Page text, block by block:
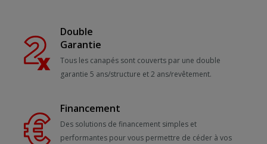
Double
Garantie
Tous les canapés sont couverts par une double
garantie 5 ans/structure et 2 ans/revêtement.
Financement
Des solutions de financement simples et
performantes pour vous permettre de céder à vos